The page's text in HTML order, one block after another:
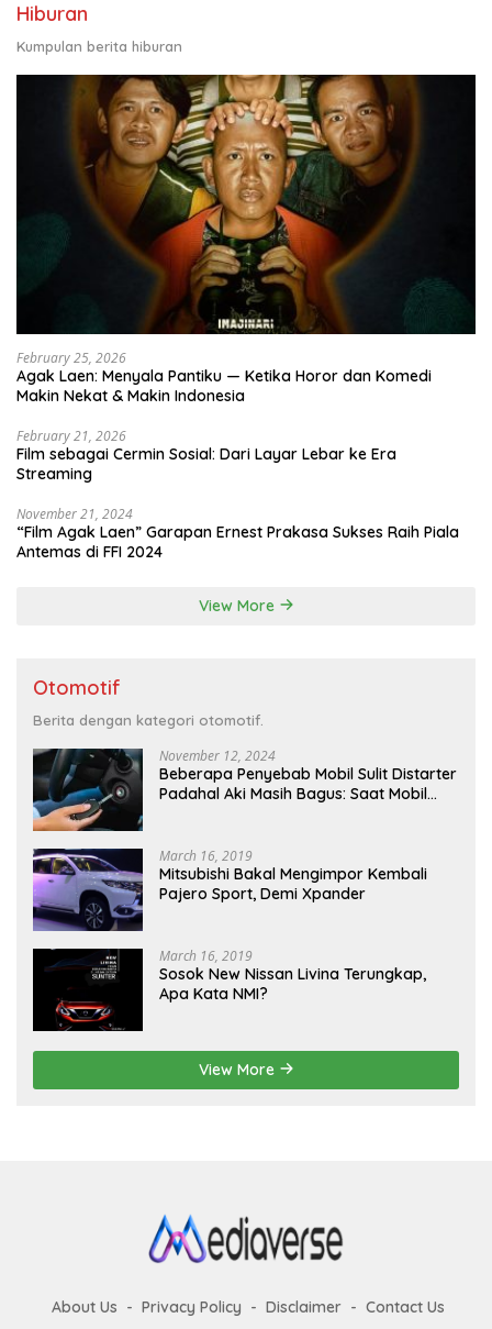
Hiburan
Kumpulan berita hiburan
February 25, 2026
Agak Laen: Menyala Pantiku — Ketika Horor dan Komedi
Makin Nekat & Makin Indonesia
February 21, 2026
Film sebagai Cermin Sosial: Dari Layar Lebar ke Era
Streaming
November 21, 2024
“Film Agak Laen” Garapan Ernest Prakasa Sukses Raih Piala
Antemas di FFI 2024
View More
Otomotif
Berita dengan kategori otomotif.
November 12, 2024
Beberapa Penyebab Mobil Sulit Distarter
Padahal Aki Masih Bagus: Saat Mobil
March 16, 2019
Mitsubishi Bakal Mengimpor Kembali
Pajero Sport, Demi Xpander
March 16, 2019
Sosok New Nissan Livina Terungkap,
Apa Kata NMI?
View More
About Us Privacy Policy Disclaimer
Contact Us